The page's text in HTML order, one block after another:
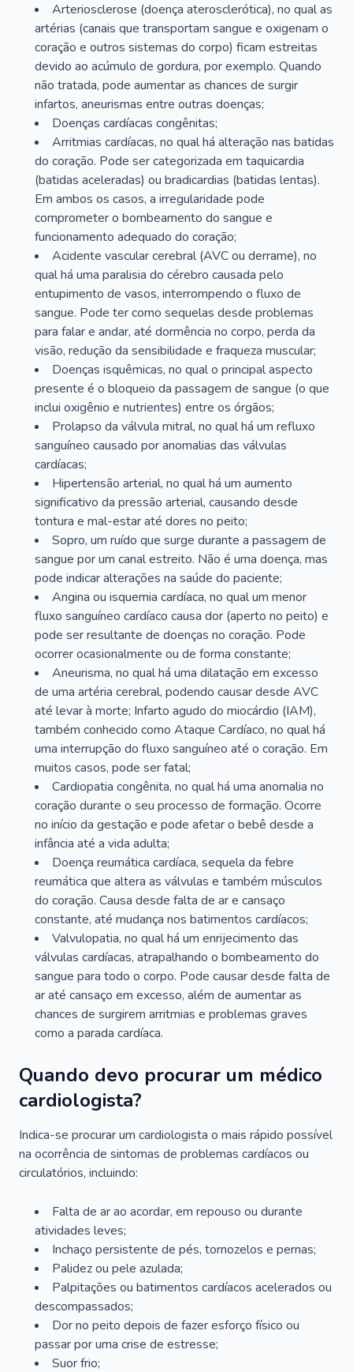
Arteriosclerose (doença aterosclerótica), no qual as
artérias (canais que transportam sangue e oxigenam o
coração e outros sistemas do corpo) ficam estreitas
devido ao acúmulo de gordura, por exemplo. Quando
não tratada, pode aumentar as chances de surgir
infartos, aneurismas entre outras doenças;
Doenças cardíacas congênitas;
Arritmias cardíacas, no qual há alteração nas batidas
do coração. Pode ser categorizada em taquicardia
(batidas aceleradas) ou bradicardias (batidas lentas).
Em ambos os casos, a irregularidade pode
comprometer o bombeamento do sangue e
funcionamento adequado do coração;
Acidente vascular cerebral (AVC ou derrame), no
qual há uma paralisia do cérebro causada pelo
entupimento de vasos, interrompendo o fluxo de
sangue. Pode ter como sequelas desde problemas
para falar e andar, até dormência no corpo, perda da
visão, redução da sensibilidade e fraqueza muscular;
Doenças isquêmicas, no qual o principal aspecto
presente é o bloqueio da passagem de sangue (o que
inclui oxigênio e nutrientes) entre os órgãos;
Prolapso da válvula mitral, no qual há um refluxo
sanguíneo causado por anomalias das válvulas
cardíacas;
Hipertensão arterial, no qual há um aumento
significativo da pressão arterial, causando desde
tontura e mal-estar até dores no peito;
Sopro, um ruído que surge durante a passagem de
sangue por um canal estreito. Não é uma doença, mas
pode indicar alterações na saúde do paciente;
Angina ou isquemia cardíaca, no qual um menor
fluxo sanguíneo cardíaco causa dor (aperto no peito) e
pode ser resultante de doenças no coração. Pode
ocorrer ocasionalmente ou de forma constante;
Aneurisma, no qual há uma dilatação em excesso
de uma artéria cerebral, podendo causar desde AVC
até levar à morte; Infarto agudo do miocárdio (IAM),
também conhecido como Ataque Cardíaco, no qual há
uma interrupção do fluxo sanguíneo até o coração. Em
muitos casos, pode ser fatal;
Cardiopatia congênita, no qual há uma anomalia no
coração durante o seu processo de formação. Ocorre
no início da gestação e pode afetar o bebê desde a
infância até a vida adulta;
Doença reumática cardíaca, sequela da febre
reumática que altera as válvulas e também músculos
do coração. Causa desde falta de ar e cansaço
constante, até mudança nos batimentos cardíacos;
Valvulopatia, no qual há um enrijecimento das
válvulas cardíacas, atrapalhando o bombeamento do
sangue para todo o corpo. Pode causar desde falta de
ar até cansaço em excesso, além de aumentar as
chances de surgirem arritmias e problemas graves
como a parada cardíaca.
Quando devo procurar um médico
cardiologista?
Indica-se procurar um cardiologista o mais rápido possível
na ocorrência de sintomas de problemas cardíacos ou
circulatórios, incluindo:
Falta de ar ao acordar, em repouso ou durante
atividades leves;
Inchaço persistente de pés, tornozelos e pernas;
Palidez ou pele azulada;
Palpitações ou batimentos cardíacos acelerados ou
descompassados;
Dor no peito depois de fazer esforço físico ou
passar por uma crise de estresse;
Suor frio;